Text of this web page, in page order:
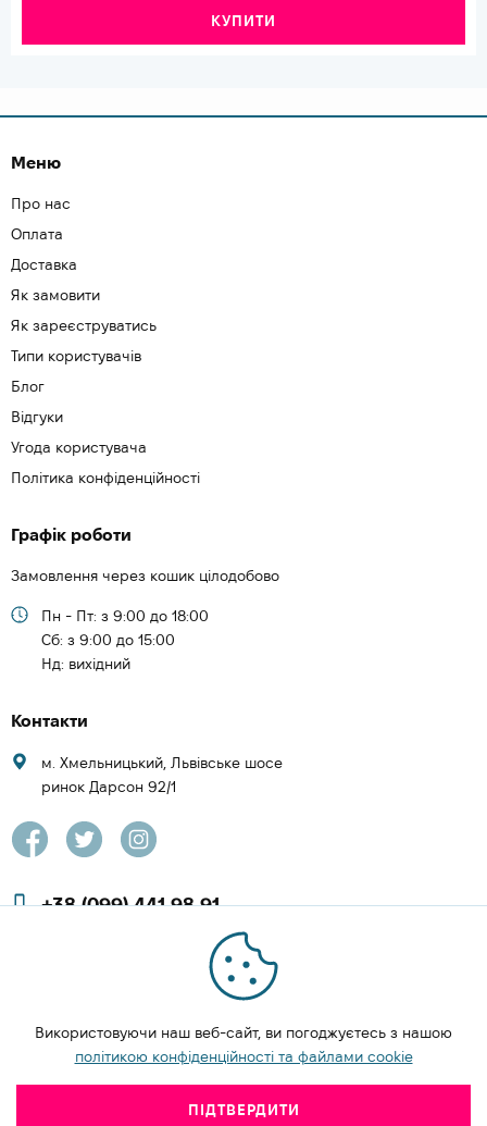
КУПИТИ
Меню
Про нас
Оплата
Доставка
Як замовити
Як зареєструватись
Типи користувачів
Блог
Відгуки
Угода користувача
Політика конфіденційності
Графік роботи
Замовлення через кошик цілодобово
Пн - Пт: з 9:00 до 18:00
Cб: з 9:00 до 15:00
Нд: вихідний
Контакти
м. Хмельницький, Львівське шосе
ринок Дарсон 92/1
+38 (099) 441 98 91
+38 (097) 423 08 00
zachesa86@gmail.com
ЗАМОВИТИ ДЗВІНОК
Використовуючи наш веб-сайт, ви погоджуєтесь з нашою
політикою конфіденційності та файлами cookie
ПІДТВЕРДИТИ